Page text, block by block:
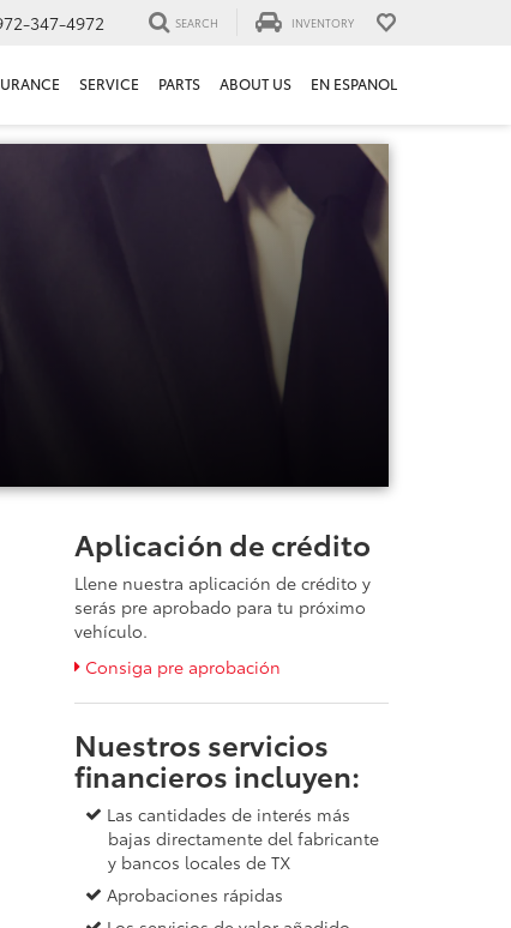
347-4972 SEARCH INVENTORY
SERVICE PARTS ABOUT US EN ESPANOL
Aplicación de crédito
Llene nuestra aplicación de crédito y
serás pre aprobado para tu próximo
vehículo.
Consiga pre aprobación
Nuestros servicios
financieros incluyen:
Las cantidades de interés más
bajas directamente del fabricante
y bancos locales de TX
Aprobaciones rápidas